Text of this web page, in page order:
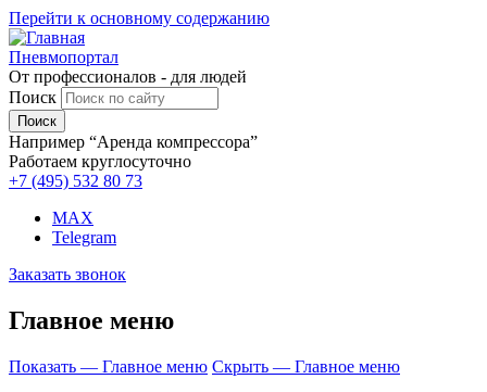
Перейти к основному содержанию
Пневмопортал
От профессионалов - для людей
Поиск
Например “Аренда компрессора”
Работаем круглосуточно
+7 (495) 532 80 73
MAX
Telegram
Заказать звонок
Главное меню
Показать — Главное меню Скрыть — Главное меню